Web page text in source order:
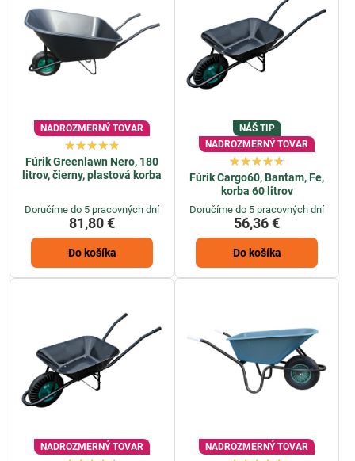
Navyše, v našej ponuke nájdete
rôznych typov a veľkostí, aby
sme vyhoveli vašim individuálnym požiadavkám. Bez ohľadu na to, či
potrebujete menšífúrik na prepravu kvetináčovalebo väčší na
presun hliny
, u nás si určite vyberiete.
Okrem toho, naše fúriky sú ľahko ovládateľné a pohodlné na
Dajte si prácu v záhrade do poriadku s našimi spoľahlivými fúrikmi a
užite si efektívnejší a príjemnejší záhradnícky zážitok. Objavte našu
ponuku ešte dnes a vyberte si ten správny fúrik pre vaše potreby.
NADROZMERNÝ TOVAR
Fúrik Greenlawn Nero, 180
litrov, čierny, plastová korba
Doručíme do 5 pracovných dní
81,80 €
Do košíka
NÁŠ TIP
NADROZMERNÝ TOVAR
Fúrik Cargo60, Bantam, Fe,
korba 60 litrov
Doručíme do 5 pracovných dní
56,36 €
Do košíka
NADROZMERNÝ TOVAR NADROZMERNÝ TOVAR